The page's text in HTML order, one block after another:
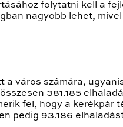
folytatni kell a
nagyobb lehet,
város számára,
381.185
fel, hogy a kerékpár
pedig 93.186